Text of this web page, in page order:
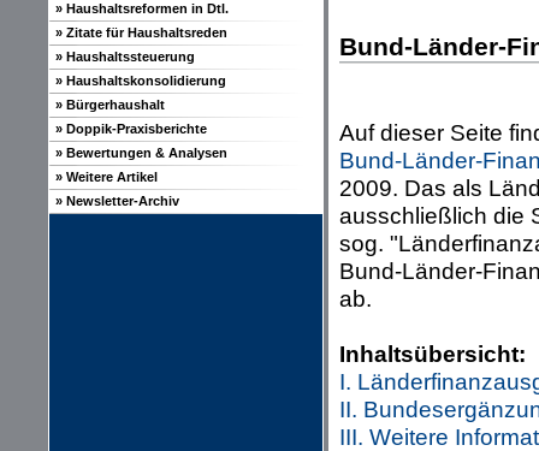
» Haushaltsreformen in Dtl.
» Zitate für Haushaltsreden
» Haushaltssteuerung
» Haushaltskonsolidierung
» Bürgerhaushalt
» Doppik-Praxisberichte
» Bewertungen & Analysen
» Weitere Artikel
» Newsletter-Archiv
Bund-Länder-
Auf dieser Seite
Bund-Länder-
2009. Das als
ausschließlich die
sog.
Bund-Länder-
ab.
Inhaltsübersicht:
I.
II.
III. Weitere